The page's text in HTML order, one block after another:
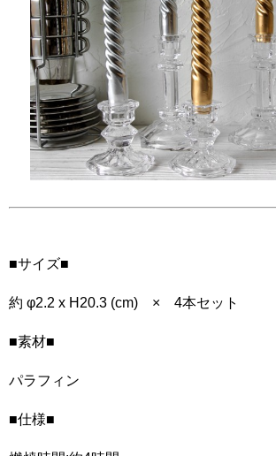
■サイズ■
約 φ2.2 x H20.3 (cm) × 4本セット
■素材■
パラフィン
■仕様■